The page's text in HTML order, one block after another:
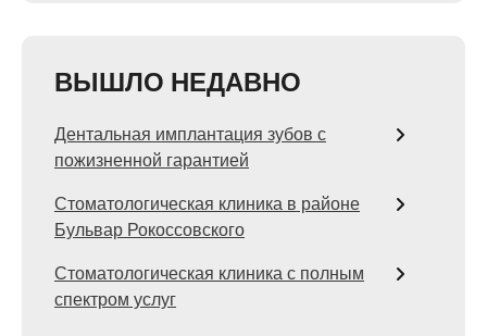
ВЫШЛО НЕДАВНО
Дентальная имплантация зубов с
пожизненной гарантией
Стоматологическая клиника в районе
Бульвар Рокоссовского
Стоматологическая клиника с полным
спектром услуг